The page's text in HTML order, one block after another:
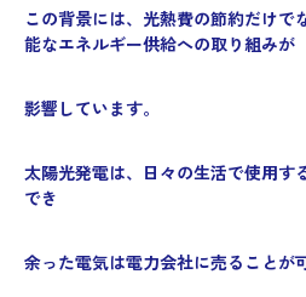
この背景には、光熱費の節約だけで
能なエネルギー供給への取り組みが
影響しています。
太陽光発電は、日々の生活で使用す
でき
余った電気は電力会社に売ることが